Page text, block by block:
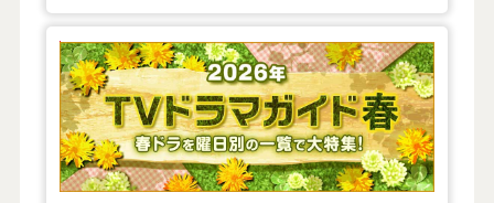
【2026年春】TVドラマガイド